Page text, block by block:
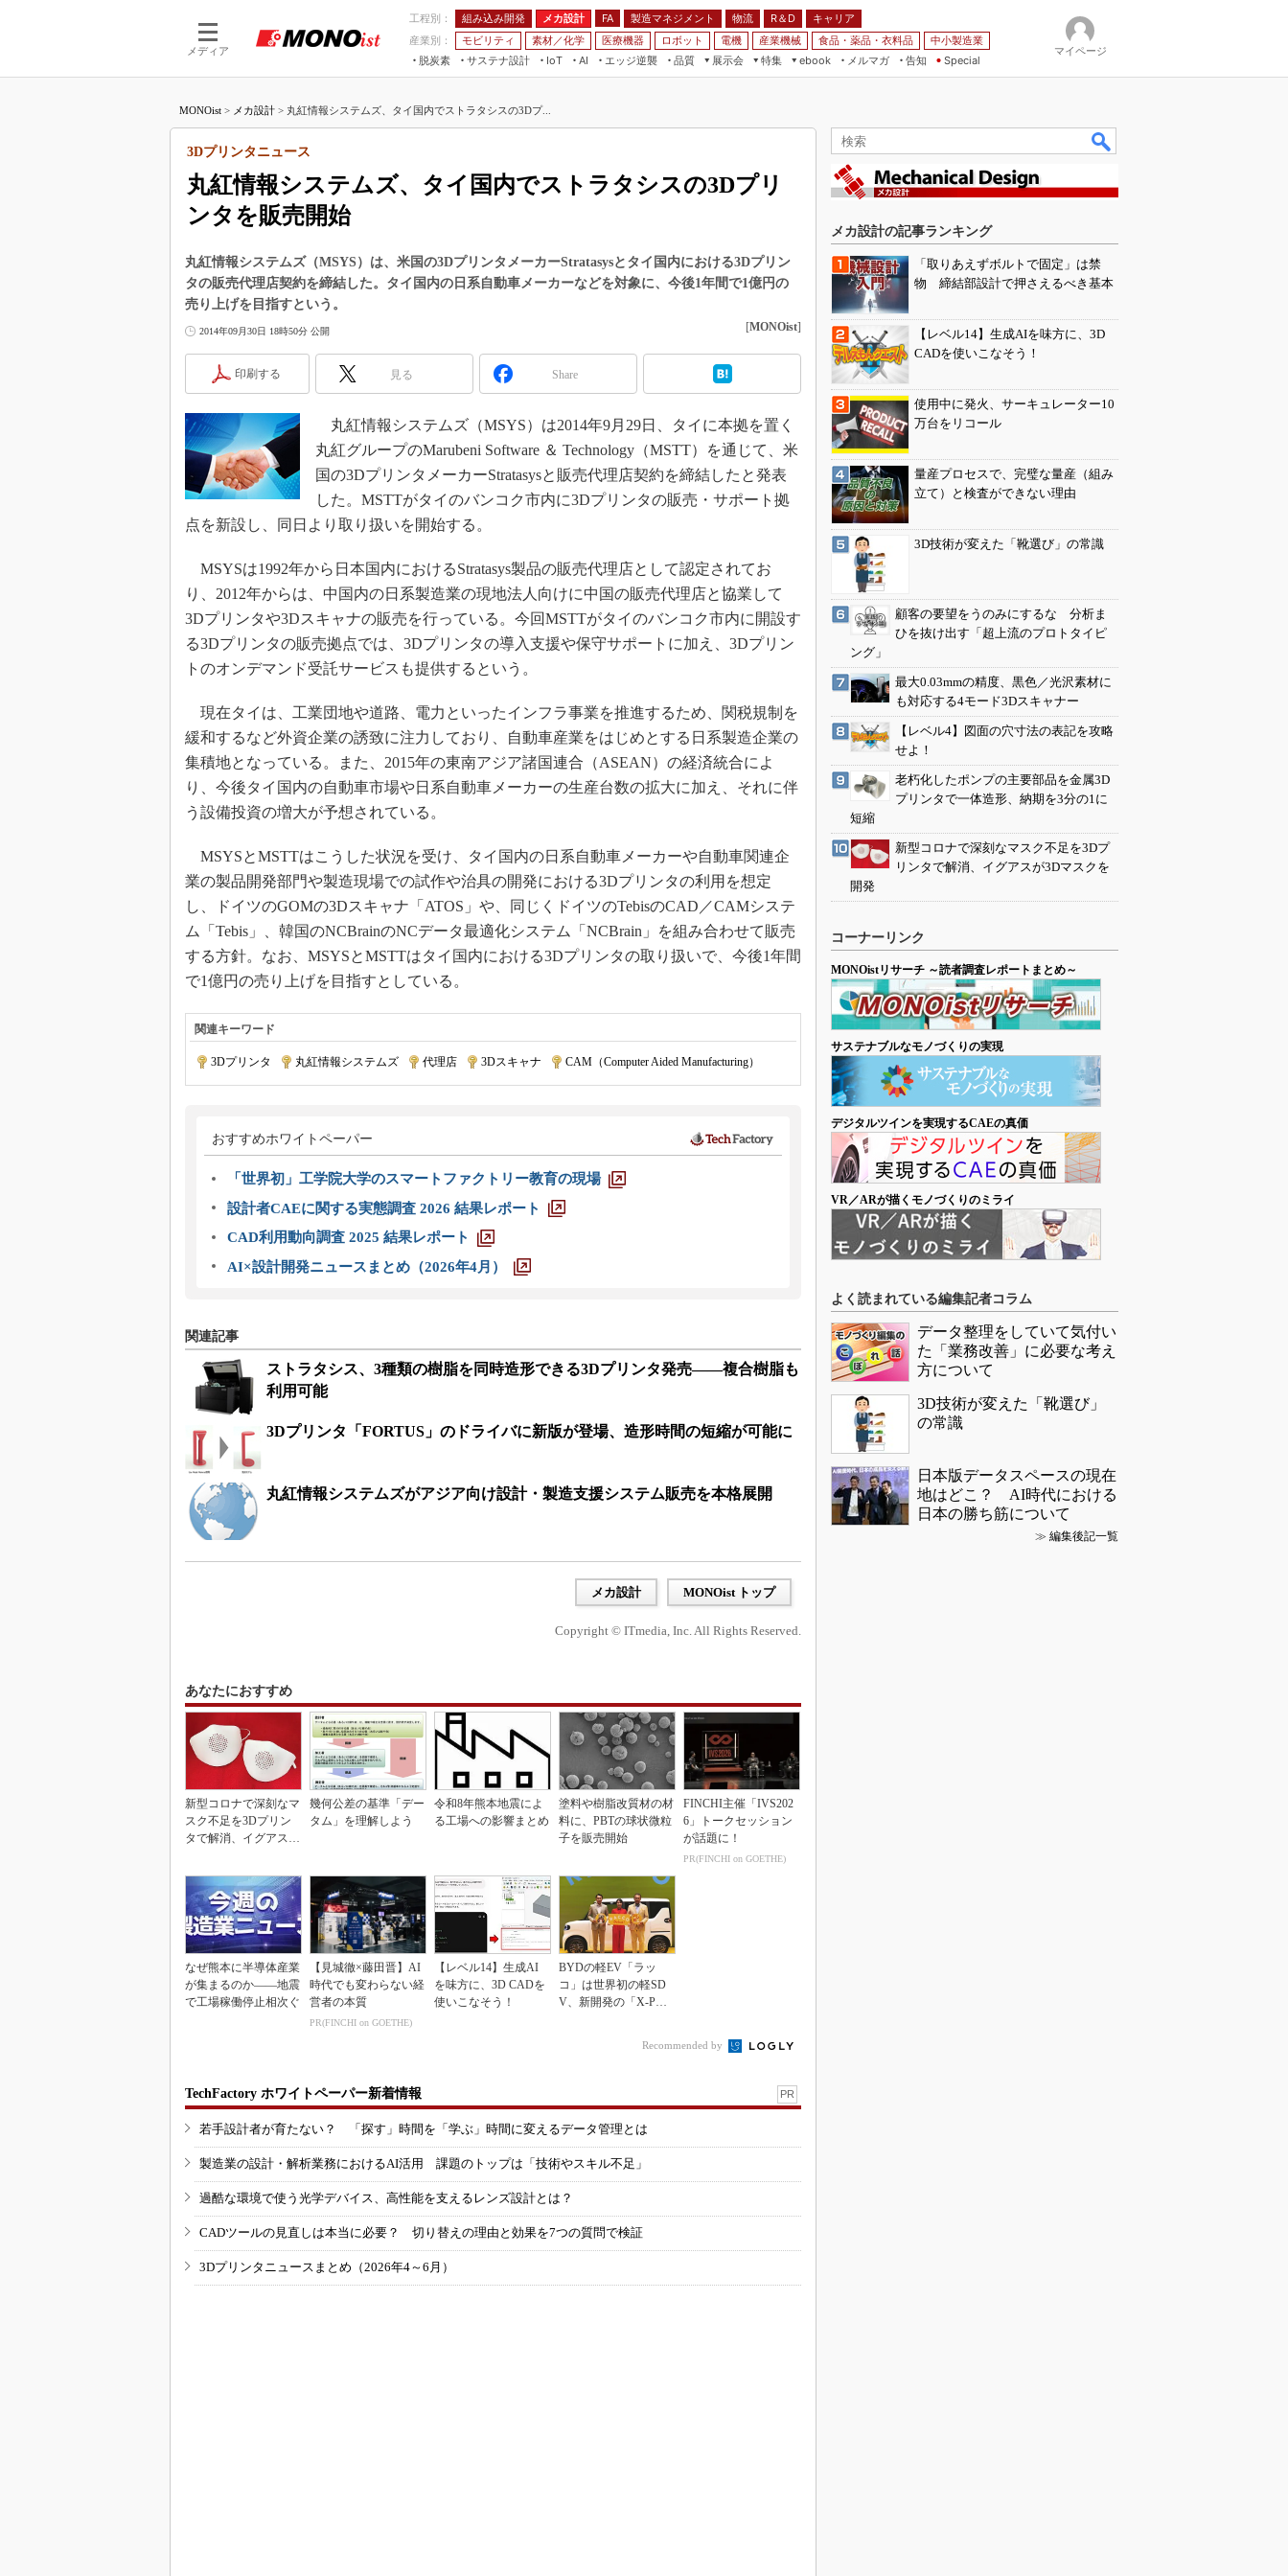
メディア
工程別： 組み込み開発 メカ設計 FA 製造マネジメント 物流 R＆D
キャリア
産業別：
モビリティ 素材／化学 医療機器 ロボット 電機 産業機械 食品・薬品・衣料品
中小製造業
脱炭素
サステナ設計
IoT
つながる工場
AI
AI×設備保全
エッジ逆襲 品質
展示会
JIMTOF
IIFES
TECHNO-FRONTIER
AUTOMOTIVE WORLD
産業オープンネット展
特集
フィールドサービス
組み込み画像技術
組み込みモデリング
ISO26262
3Dプリンタ
デジタルツインとCAE
S＆OP
製造業ビッグデータ
メイドインジャパン
植物工場
海外生産
グローバル設計・開発
制御セキュリティ
新型コロナへの対応
ebook
モビリティ
メルマガ
告知 Special
マイページ
MONOist > メカ設計 > 丸紅情報システムズ、タイ国内でストラタシスの3Dプ...
丸紅情報システムズ、タイ国内でストラタシスの3Dプリ
ンタを販売開始
3Dプリンタニュース
丸紅情報システムズ（MSYS）は、米国の3DプリンタメーカーStratasysとタイ国内における3Dプリン
タの販売代理店契約を締結した。タイ国内の日系自動車メーカーなどを対象に、今後1年間で1億円の
売り上げを目指すという。
2014年09月30日 18時50分 公開 [MONOist]
印刷する 見る Share
丸紅情報システムズ（MSYS）は2014年9月29日、タイに本拠を置く
丸紅グループのMarubeni Software ＆ Technology（MSTT）を通じて、米
国の3DプリンタメーカーStratasysと販売代理店契約を締結したと発表
した。MSTTがタイのバンコク市内に3Dプリンタの販売・サポート拠
点を新設し、同日より取り扱いを開始する。
MSYSは1992年から日本国内におけるStratasys製品の販売代理店として認定されてお
り、2012年からは、中国内の日系製造業の現地法人向けに中国の販売代理店と協業して
3Dプリンタや3Dスキャナの販売を行っている。今回MSTTがタイのバンコク市内に開設す
る3Dプリンタの販売拠点では、3Dプリンタの導入支援や保守サポートに加え、3Dプリン
トのオンデマンド受託サービスも提供するという。
現在タイは、工業団地や道路、電力といったインフラ事業を推進するため、関税規制を
緩和するなど外資企業の誘致に注力しており、自動車産業をはじめとする日系製造企業の
集積地となっている。また、2015年の東南アジア諸国連合（ASEAN）の経済統合によ
り、今後タイ国内の自動車市場や日系自動車メーカーの生産台数の拡大に加え、それに伴
う設備投資の増大が予想されている。
MSYSとMSTTはこうした状況を受け、タイ国内の日系自動車メーカーや自動車関連企
業の製品開発部門や製造現場での試作や治具の開発における3Dプリンタの利用を想定
し、ドイツのGOMの3Dスキャナ「ATOS」や、同じくドイツのTebisのCAD／CAMシステ
ム「Tebis」、韓国のNCBrainのNCデータ最適化システム「NCBrain」を組み合わせて販売
する方針。なお、MSYSとMSTTはタイ国内における3Dプリンタの取り扱いで、今後1年間
で1億円の売り上げを目指すとしている。
関連キーワード
3Dプリンタ 丸紅情報システムズ 代理店 3Dスキャナ CAM（Computer Aided Manufacturing）
おすすめホワイトペーパー
「世界初」工学院大学のスマートファクトリー教育の現場
設計者CAEに関する実態調査 2026 結果レポート
CAD利用動向調査 2025 結果レポート
AI×設計開発ニュースまとめ（2026年4月）
関連記事
ストラタシス、3種類の樹脂を同時造形できる3Dプリンタ発売――複合樹脂も
利用可能
3Dプリンタ「FORTUS」のドライバに新版が登場、造形時間の短縮が可能に
丸紅情報システムズがアジア向け設計・製造支援システム販売を本格展開
メカ設計 MONOist トップ
Copyright © ITmedia, Inc. All Rights Reserved.
あなたにおすすめ
新型コロナで深刻なマ
スク不足を3Dプリン
タで解消、イグアスが
幾何公差の基準「デー
タム」を理解しよう
令和8年熊本地震によ
る工場への影響まとめ
塗料や樹脂改質材の材
料に、PBTの球状微粒
子を販売開始
FINCHI主催「IVS202
6」トークセッション
が話題に！
PR(FINCHI on GOETHE)
なぜ熊本に半導体産業
が集まるのか――地震
で工場稼働停止相次ぐ
【見城徹×藤田晋】AI
時代でも変わらない経
営者の本質
PR(FINCHI on GOETHE)
【レベル14】生成AI
を味方に、3D CADを
使いこなそう！
BYDの軽EV「ラッ
コ」は世界初の軽SD
V、新開発の「X-PAC
Recommended by
TechFactory ホワイトペーパー新着情報 PR
若手設計者が育たない？ 「探す」時間を「学ぶ」時間に変えるデータ管理とは
製造業の設計・解析業務におけるAI活用 課題のトップは「技術やスキル不足」
過酷な環境で使う光学デバイス、高性能を支えるレンズ設計とは？
CADツールの見直しは本当に必要？ 切り替えの理由と効果を7つの質問で検証
3Dプリンタニュースまとめ（2026年4～6月）
メカ設計の記事ランキング
「取りあえずボルトで固定」は禁
物 締結部設計で押さえるべき基本
【レベル14】生成AIを味方に、3D
CADを使いこなそう！
使用中に発火、サーキュレーター10
万台をリコール
量産プロセスで、完璧な量産（組み
立て）と検査ができない理由
3D技術が変えた「靴選び」の常識
顧客の要望をうのみにするな 分析ま
ひを抜け出す「超上流のプロトタイピ
ング」
最大0.03mmの精度、黒色／光沢素材に
も対応する4モード3Dスキャナー
【レベル4】図面の穴寸法の表記を攻略
せよ！
老朽化したポンプの主要部品を金属3D
プリンタで一体造形、納期を3分の1に
短縮
新型コロナで深刻なマスク不足を3Dプ
リンタで解消、イグアスが3Dマスクを
開発
コーナーリンク
MONOistリサーチ ～読者調査レポートまとめ～
サステナブルなモノづくりの実現
デジタルツインを実現するCAEの真価
VR／ARが描くモノづくりのミライ
よく読まれている編集記者コラム
データ整理をしていて気付い
た「業務改善」に必要な考え
方について
3D技術が変えた「靴選び」
の常識
日本版データスペースの現在
地はどこ？ AI時代における
日本の勝ち筋について
≫ 編集後記一覧